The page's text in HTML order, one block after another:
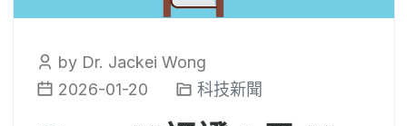
by Dr. Jackei Wong
2026-01-20
科技新聞